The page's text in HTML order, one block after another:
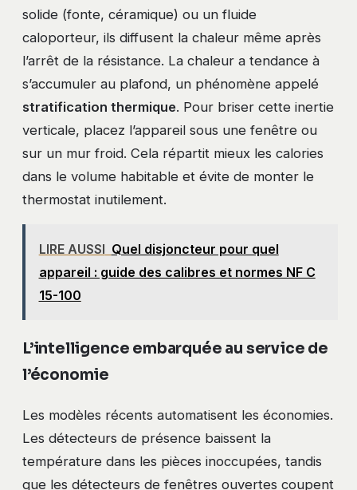
solide (fonte, céramique) ou un fluide
caloporteur, ils diffusent la chaleur même après
l’arrêt de la résistance. La chaleur a tendance à
s’accumuler au plafond, un phénomène appelé
stratification thermique. Pour briser cette inertie
verticale, placez l’appareil sous une fenêtre ou
sur un mur froid. Cela répartit mieux les calories
dans le volume habitable et évite de monter le
thermostat inutilement.
LIRE AUSSI Quel disjoncteur pour quel
appareil : guide des calibres et normes NF C
15-100
L’intelligence embarquée au service de
l’économie
Les modèles récents automatisent les économies.
Les détecteurs de présence baissent la
température dans les pièces inoccupées, tandis
que les détecteurs de fenêtres ouvertes coupent